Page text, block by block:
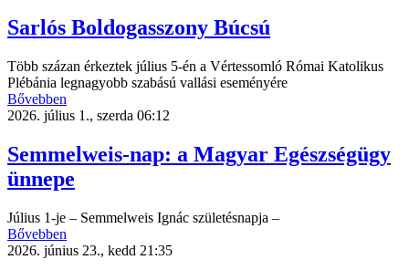
Sarlós Boldogasszony Búcsú
Több százan érkeztek július 5-én a Vértessomló Római Katolikus
Plébánia legnagyobb szabású vallási eseményére
Bővebben
2026. július 1., szerda 06:12
Semmelweis-nap: a Magyar Egészségügy
ünnepe
Július 1-je – Semmelweis Ignác születésnapja –
Bővebben
2026. június 23., kedd 21:35